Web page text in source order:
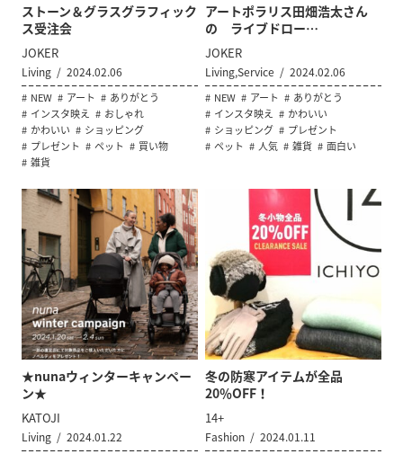
ストーン＆グラスグラフィック
ス受注会
JOKER
Living 2024.02.06
NEW アート
ありがとう
インスタ映え
おしゃれ
かわいい
ショッピング
プレゼント
ペット
買い物
雑貨
アートポラリス田畑浩太さん
の ライブドロー…
JOKER
Living,Service 2024.02.06
NEW アート
ありがとう
インスタ映え
かわいい
ショッピング
プレゼント
ペット
人気 雑貨 面白い
★nunaウィンターキャンペー
ン★
KATOJI
Living 2024.01.22
冬の防寒アイテムが全品
20％OFF！
14+
Fashion 2024.01.11